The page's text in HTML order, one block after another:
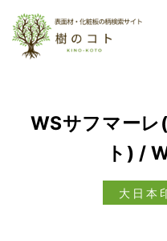
WSサフマーレ
ト) /
大日本